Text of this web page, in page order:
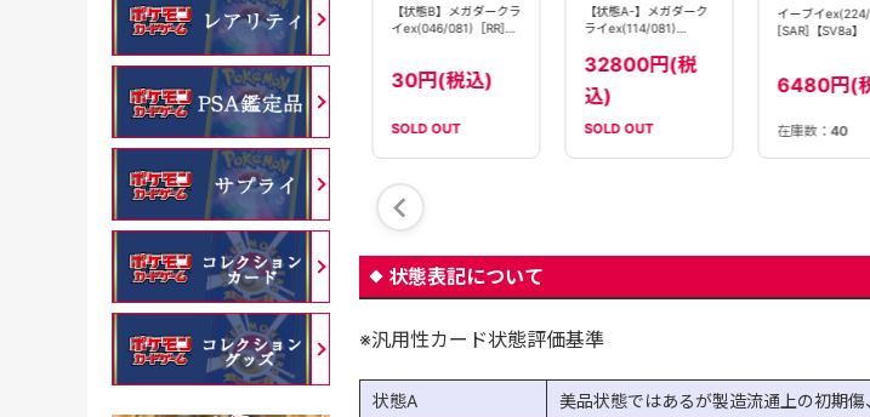
34800円(税
メガダークライ
ex(118/081)［MUR]
【M5】
54800円(税
込)
在庫数：
【状態B】メガダークラ
イex(046/081)［RR]
30円(税込)
SOLD OUT
【状態A-】メガダーク
ライex(114/081)
32800円(税
込)
SOLD OUT
イーブイ
[SAR]【SV8a】
6480円(
在庫数：40
状態表記について
※汎用性カード状態評価基準
状態A
美品状態ではあるが製造流通上の初期